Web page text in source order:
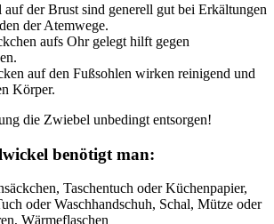
der Brust sind generell gut bei Erkältungen
der Atemwege.
aufs Ohr gelegt hilft gegen
auf den Fußsohlen wirken reinigend und
Körper.
die Zwiebel unbedingt entsorgen!
benötigt man:
Taschentuch oder Küchenpapier,
oder Waschhandschuh, Schal, Mütze oder
Wärmeflaschen